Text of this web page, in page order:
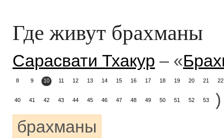
Где живут брахманы
Сарасвати Тхакур – «
8 9 10 11 12 13 14 15 16 17 18 19 20 21 22
40 41 42 43 44 45 46 47 48 49 50 51 52 53
)
брахманы